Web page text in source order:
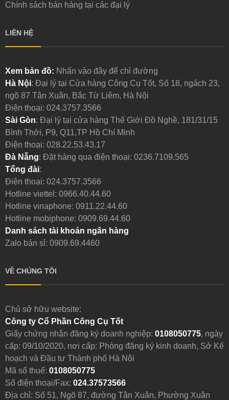
Chính sách bán hàng tại các đại lý
LIÊN HỆ
Xem bản đồ: Nhấn vào đây để chỉ đường
Hà Nội: Đại lý tại Cửa hàng Công Cụ Tốt, Số 18, ngách 23,
ngõ 87 Tân Xuân, Bắc Từ Liêm, Hà Nội
Điện thoại: 024.3757.3566
Sài Gòn: Đại lý tại cửa hàng Thế Giới Đồ Nghề, 181/31/15
Bình Thới, P9, Q11,TP Hồ Chí Minh
Điện thoại: 028.22.53.43.17
Đà Nẵng: Đặt hàng qua điện thoại: 0236.7109.565
Tổng đài:
Điện thoại: 024.3757.3566
Hotline viettel: 0966.40.44.60
Hotline vinaphone: 0911.22.44.60
Hotline mobiphone: 0909.69.44.60
Danh sách tài khoản ngân hàng
Zalo bán sỉ: 0909.69.4460
VỀ CHÚNG TÔI
Chủ sở hữu website:
Công ty Cổ Phần Công Cụ Tốt
Giấy chứng nhận đăng ký doanh nghiệp: 0108050775, ngày
cấp: 09/10/2020, nơi cấp: Phòng đăng ký kinh doanh, Sở Kế
hoạch và Đầu tư Thành phố Hà Nội
Mã số thuế: 0108050775
Số điện thoại/Fax: 024.37573566
Địa chỉ: Số 51, Ngõ 87, đường Tân Xuân, Phường Xuân